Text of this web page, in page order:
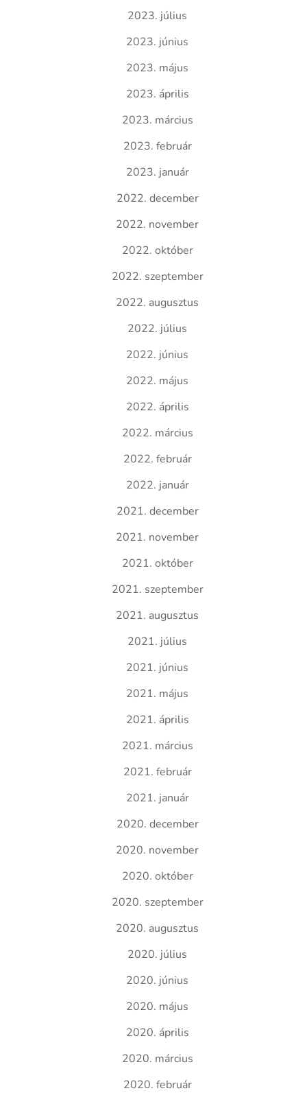
2023. július
2023. június
2023. május
2023. április
2023. március
2023. február
2023. január
2022. december
2022. november
2022. október
2022. szeptember
2022. augusztus
2022. július
2022. június
2022. május
2022. április
2022. március
2022. február
2022. január
2021. december
2021. november
2021. október
2021. szeptember
2021. augusztus
2021. július
2021. június
2021. május
2021. április
2021. március
2021. február
2021. január
2020. december
2020. november
2020. október
2020. szeptember
2020. augusztus
2020. július
2020. június
2020. május
2020. április
2020. március
2020. február